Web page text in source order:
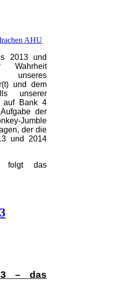
2013 und
unseres
und dem
unserer
auf Bank 4
der
Jumble
der die
und 2014
folgt das
– das